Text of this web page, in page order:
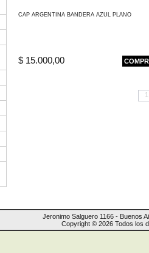
CAP ARGENTINA BANDERA AZUL PLANO
$ 15.000,00
1
Jeronimo Salguero 1166 - Buenos
Copyright © 2026 Todos los